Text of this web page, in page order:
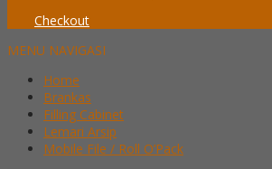
Checkout
MENU NAVIGASI
Home
Brankas
Filling Cabinet
Lemari Arsip
Mobile File / Roll O’Pack